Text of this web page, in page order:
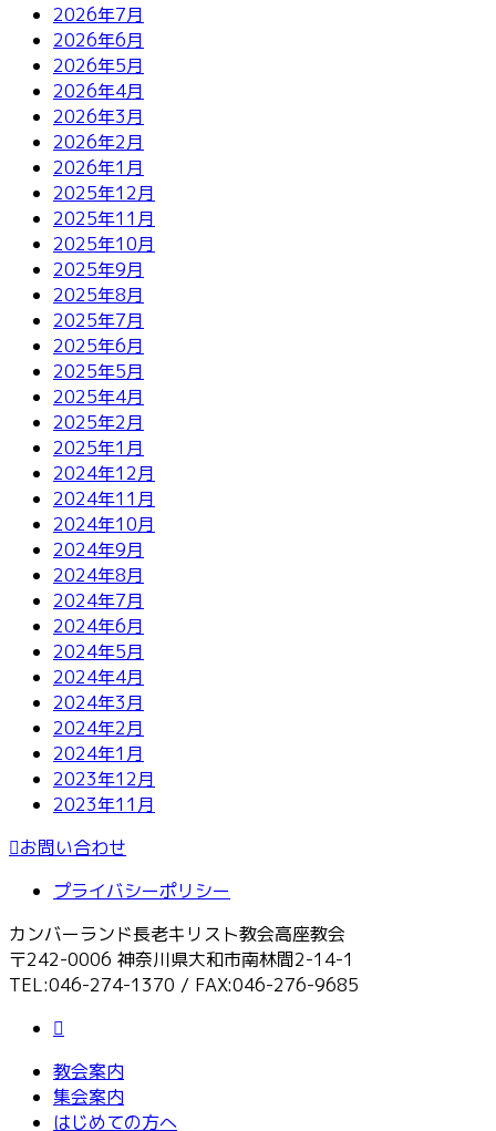
2026年7月
2026年6月
2026年5月
2026年4月
2026年3月
2026年2月
2026年1月
2025年12月
2025年11月
2025年10月
2025年9月
2025年8月
2025年7月
2025年6月
2025年5月
2025年4月
2025年2月
2025年1月
2024年12月
2024年11月
2024年10月
2024年9月
2024年8月
2024年7月
2024年6月
2024年5月
2024年4月
2024年3月
2024年2月
2024年1月
2023年12月
2023年11月
お問い合わせ
プライバシーポリシー
カンバーランド長老キリスト教会高座教会
〒242-0006 神奈川県大和市南林間2-14-1
TEL:046-274-1370 / FAX:046-276-9685
教会案内
集会案内
はじめての方へ